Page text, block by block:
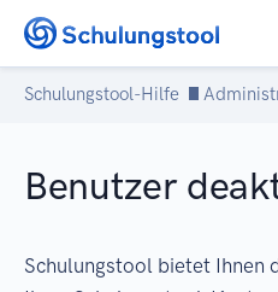
Zum Inhalt springen
Schulungstool-Hilfe
Benutzer
Schulungstool bietet Ihnen